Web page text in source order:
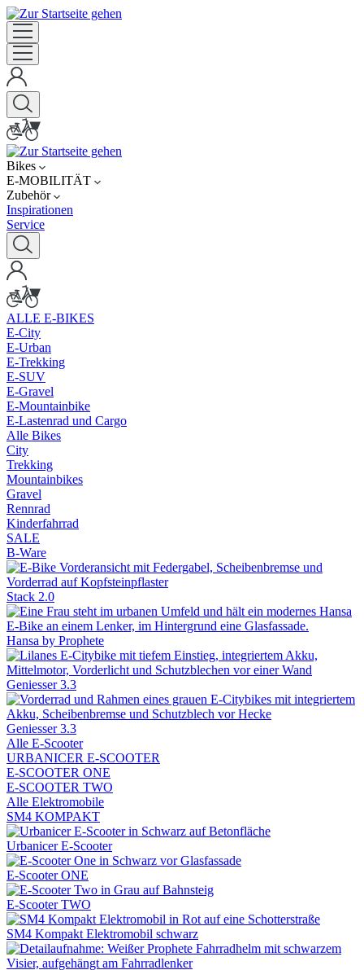
Bikes
E-MOBILITÄT
Zubehör
Inspirationen
Service
ALLE E-BIKES
E-City
E-Urban
E-Trekking
E-SUV
E-Gravel
E-Mountainbike
E-Lastenrad und Cargo
Alle Bikes
City
Trekking
Mountainbikes
Gravel
Rennrad
Kinderfahrrad
SALE
B-Ware
Stack 2.0
Hansa by Prophete
Geniesser 3.3
Geniesser 3.3
Alle E-Scooter
URBANICER E-SCOOTER
E-SCOOTER ONE
E-SCOOTER TWO
Alle Elektromobile
SM4 KOMPAKT
Urbanicer E-Scooter
E-Scooter ONE
E-Scooter TWO
SM4 Kompakt Elektromobil schwarz